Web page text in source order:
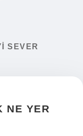
SEVER
NE YER